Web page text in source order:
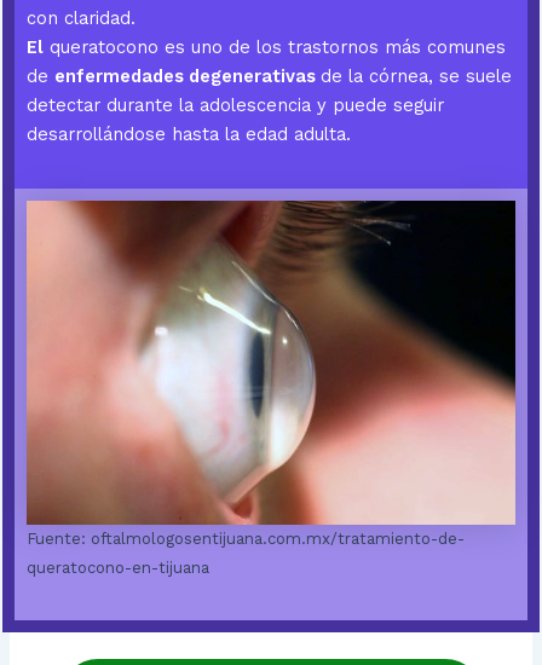
con claridad.
El queratocono es uno de los trastornos más comunes
de enfermedades degenerativas de la córnea, se suele
detectar durante la adolescencia y puede seguir
desarrollándose hasta la edad adulta.
Fuente: oftalmologosentijuana.com.mx/tratamiento-de-
queratocono-en-tijuana